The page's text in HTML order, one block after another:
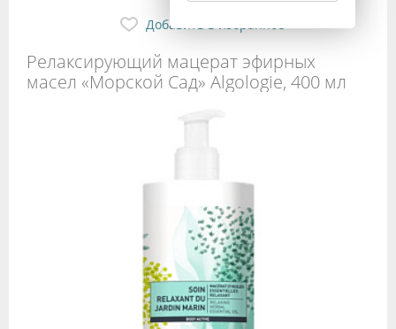
Релаксирующий мацерат эфирных
масел «Морской Сад» Algologie, 400 мл
Добавить в избранное